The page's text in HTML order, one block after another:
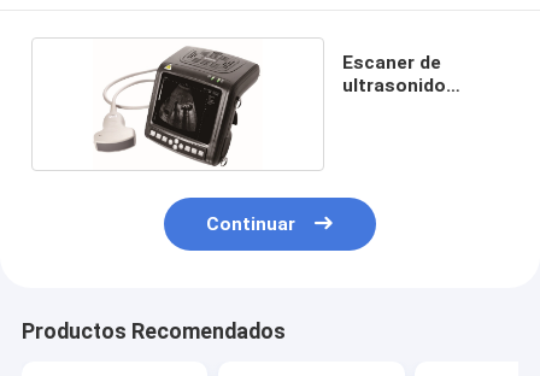
Escaner de
ultrasonido
Continuar
Productos Recomendados